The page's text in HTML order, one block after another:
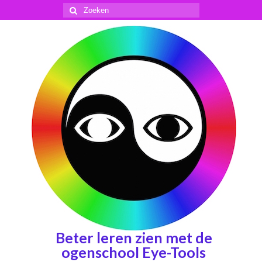
Zoeken
naar:
Beter leren zien met de
ogenschool Eye-Tools